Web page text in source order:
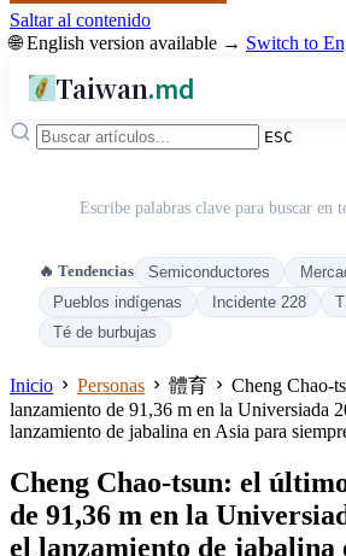
Saltar al contenido
🌐 English version available → Switch to
Taiwan.md
ESC
Escribe palabras clave para buscar en
🔥 Tendencias Semiconductores
Pueblos indígenas
Incidente 228
Té de burbujas
Inicio Personas 體育
Cheng Chao-
lanzamiento de 91,36 m en la Universiada
lanzamiento de jabalina en Asia para
Cheng Chao-tsun: el
de 91,36 m en la
el lanzamiento de jabalina